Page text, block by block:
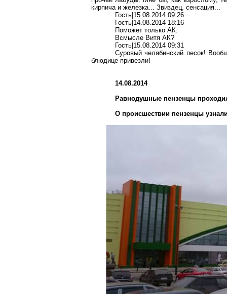
кирпича и железка... Звиздец, сенсация...
Гость|15.08.2014 09:26
Гость|14.08.2014 18:16
Поможет только АК.
Всмысле Витя АК?
Гость|15.08.2014 09:31
Суровый челябинский песок!
блюдице привезли!
14.08.2014
Равнодушные пензенцы
О происшествии пензенцы